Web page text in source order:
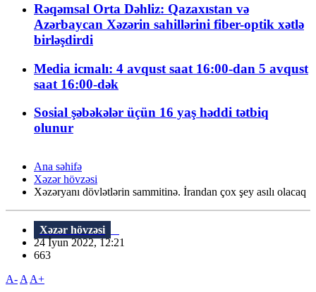
Rəqəmsal Orta Dəhliz: Qazaxıstan və
Azərbaycan Xəzərin sahillərini fiber-optik xətlə
birləşdirdi
Media icmalı: 4 avqust saat 16:00-dan 5 avqust
saat 16:00-dək
Sosial şəbəkələr üçün 16 yaş həddi tətbiq
olunur
Ana səhifə
Xəzər hövzəsi
Xəzəryanı dövlətlərin sammitinə. İrandan çox şey asılı olacaq
Xəzər hövzəsi
24 İyun 2022, 12:21
663
A- A A+